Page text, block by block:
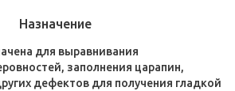
Назначение
для выравнивания
заполнения царапин,
дефектов для получения гладкой